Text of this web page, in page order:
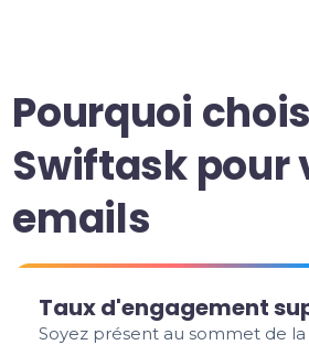
Pourquoi
Swiftask pour
emails
Taux d'engagement
Soyez présent au sommet de